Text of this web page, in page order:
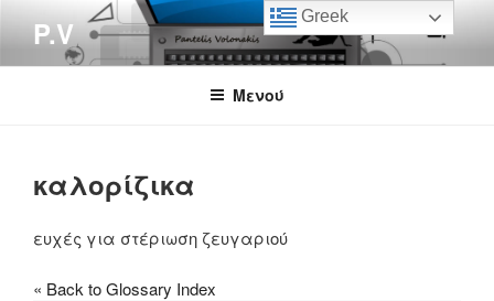
περιεχόμενο
P.V
Μενού
καλορίζικα
ευχές για στέριωση ζευγαριού
« Back to Glossary Index
Greek